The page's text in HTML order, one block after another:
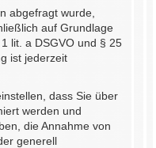
abgefragt wurde,
auf Grundlage
lit. a DSGVO und § 25
ist jederzeit
dass Sie über
werden und
die Annahme von
generell